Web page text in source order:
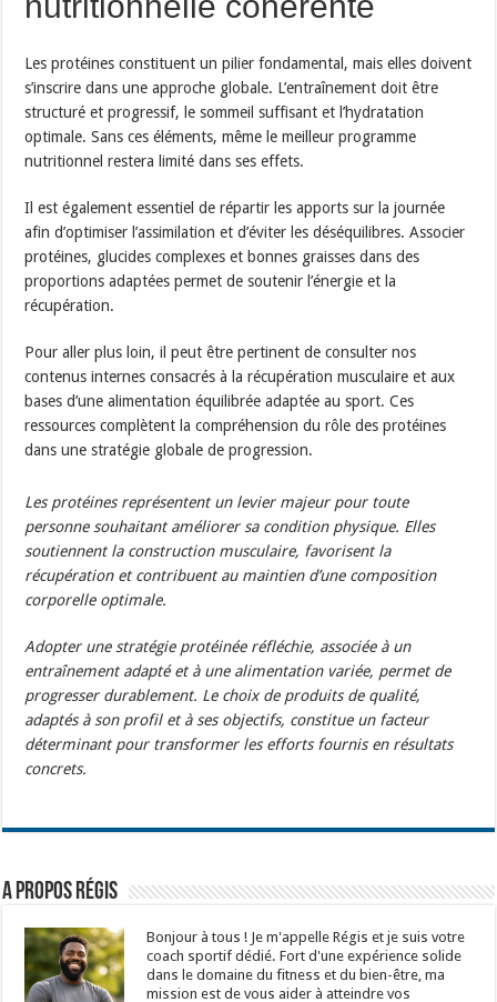
Les protéines constituent un pilier fondamental, mais elles doivent
s’inscrire dans une approche globale. L’entraînement doit être
structuré et progressif, le sommeil suffisant et l’hydratation
optimale. Sans ces éléments, même le meilleur programme
nutritionnel restera limité dans ses effets.
Il est également essentiel de répartir les apports sur la journée
afin d’optimiser l’assimilation et d’éviter les déséquilibres. Associer
protéines, glucides complexes et bonnes graisses dans des
proportions adaptées permet de soutenir l’énergie et la
récupération.
Pour aller plus loin, il peut être pertinent de consulter nos
contenus internes consacrés à la récupération musculaire et aux
bases d’une alimentation équilibrée adaptée au sport. Ces
ressources complètent la compréhension du rôle des protéines
dans une stratégie globale de progression.
Les protéines représentent un levier majeur pour toute
personne souhaitant améliorer sa condition physique. Elles
soutiennent la construction musculaire, favorisent la
récupération et contribuent au maintien d’une composition
corporelle optimale.
Adopter une stratégie protéinée réfléchie, associée à un
entraînement adapté et à une alimentation variée, permet de
progresser durablement. Le choix de produits de qualité,
adaptés à son profil et à ses objectifs, constitue un facteur
déterminant pour transformer les efforts fournis en résultats
concrets.
A propos Régis
Bonjour à tous ! Je m'appelle Régis et je suis votre
coach sportif dédié. Fort d'une expérience solide
dans le domaine du fitness et du bien-être, ma
mission est de vous aider à atteindre vos